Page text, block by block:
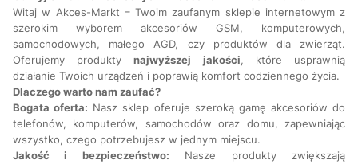
Witaj w Akces-Markt – Twoim zaufanym sklepie internetowym z
szerokim wyborem akcesoriów GSM, komputerowych,
samochodowych, małego AGD, czy produktów dla zwierząt.
Oferujemy produkty najwyższej jakości, które usprawnią
działanie Twoich urządzeń i poprawią komfort codziennego życia.
Dlaczego warto nam zaufać?
Bogata oferta: Nasz sklep oferuje szeroką gamę akcesoriów do
telefonów, komputerów, samochodów oraz domu, zapewniając
wszystko, czego potrzebujesz w jednym miejscu.
Jakość i bezpieczeństwo: Nasze produkty zwiększają